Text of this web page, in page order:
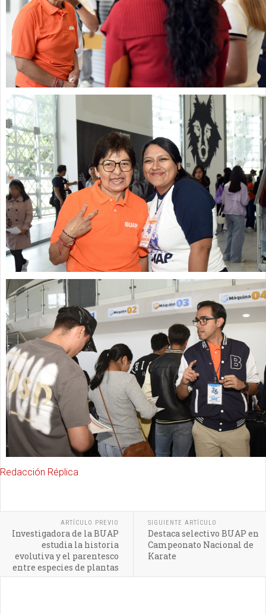
Redacción Réplica
ARTÍCULO PREVIO
Investigadora de la BUAP
estudia la historia
evolutiva y el parentesco
entre especies de plantas
SIGUIENTE ARTÍCULO
Destaca selectivo BUAP en
Campeonato Nacional de
Karate